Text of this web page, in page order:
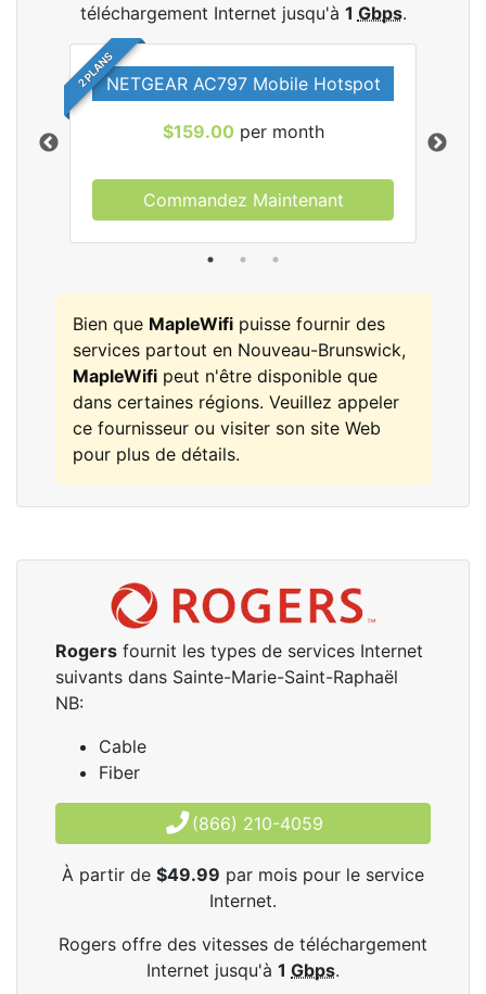
téléchargement Internet jusqu'à 1 Gbps.
2 PLANSNETGEAR AC797 Mobile Hotspot
$159.00 per month
Commandez Maintenant
Bien que MapleWifi puisse fournir des
services partout en Nouveau-Brunswick,
MapleWifi peut n'être disponible que
dans certaines régions. Veuillez appeler
ce fournisseur ou visiter son site Web
pour plus de détails.
Rogers fournit les types de services Internet
suivants dans Sainte-Marie-Saint-Raphaël
NB:
Cable
Fiber
(866) 210-4059
À partir de $49.99 par mois pour le service
Internet.
Rogers offre des vitesses de téléchargement
Internet jusqu'à 1 Gbps.